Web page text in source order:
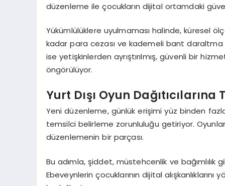
düzenleme ile çocukların dijital ortamdaki
Yükümlülüklere uyulmaması halinde, küresel
kadar para cezası ve kademeli bant daraltma
ise yetişkinlerden ayrıştırılmış, güvenli bir
öngörülüyor.
Yurt Dışı Oyun
Yeni düzenleme, günlük erişimi yüz binden fazla
temsilci belirleme zorunluluğu getiriyor.
düzenlemenin bir parçası.
Bu adımla, şiddet, müstehcenlik ve bağımlılık
Ebeveynlerin çocuklarının dijital